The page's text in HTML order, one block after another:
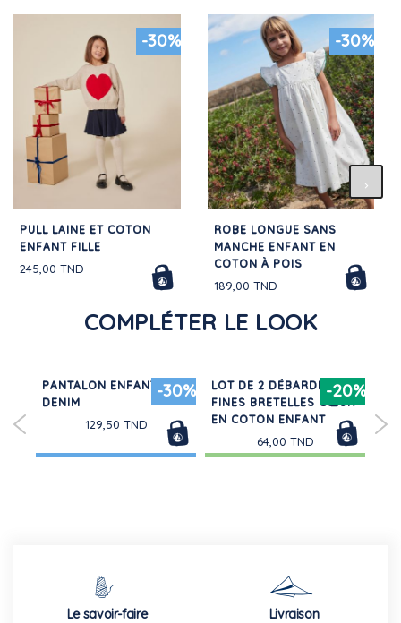
-30%
PULL LAINE ET COTON
ENFANT FILLE
245,00 TND
-30%
ROBE LONGUE SANS
MANCHE ENFANT EN
COTON À POIS
189,00 TND
COMPLÉTER LE LOOK
-30%
PANTALON ENFANT EN
DENIM
129,50 TND
-20%
LOT DE 2 DÉBARDEURS
FINES BRETELLES CŒUR
EN COTON ENFANT
64,00 TND
DE
Le savoir-faire Livraison